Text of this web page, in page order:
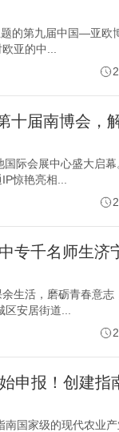
的第九届中国—亚欧
亚的中...
十届南博会，
际会展中心盛大启
惊艳亮相...
专千名师生济
生活，磨砺青春意志
安居街道...
申报！创建指
国家级的现代农业